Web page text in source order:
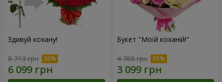
Здивуй кохану!
8 713 грн
Букет "Моїй коханій!"
4 768 грн